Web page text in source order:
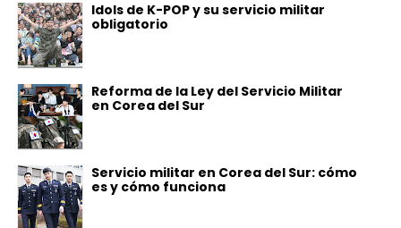
Idols de K-POP y su servicio militar
obligatorio
Reforma de la Ley del Servicio Militar
en Corea del Sur
Servicio militar en Corea del Sur: cómo
es y cómo funciona